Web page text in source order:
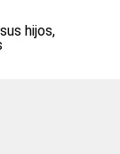
hijos,